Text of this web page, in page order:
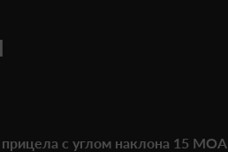
с углом наклона 15 MOA